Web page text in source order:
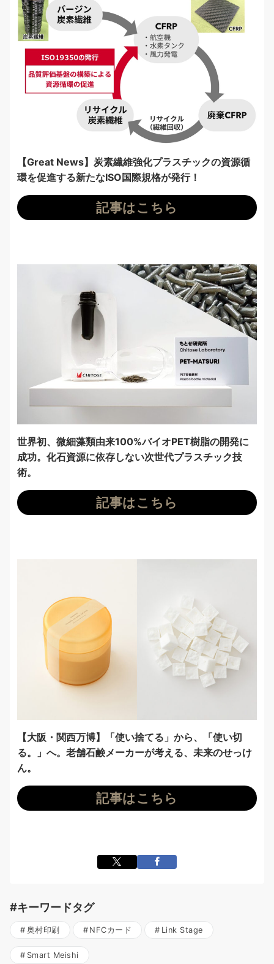
【Great News】炭素繊維強化プラスチックの資源循
環を促進する新たなISO国際規格が発行！
記事はこちら
世界初、微細藻類由来100%バイオPET樹脂の開発に
成功。化石資源に依存しない次世代プラスチック技
術。
記事はこちら
【大阪・関西万博】「使い捨てる」から、「使い切
る。」へ。老舗石鹸メーカーが考える、未来のせっけ
ん。
記事はこちら
#キーワードタグ
奥村印刷 NFCカード Link Stage
Smart Meishi